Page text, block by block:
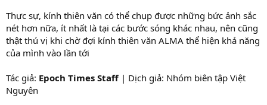
Thực sự, kính thiên văn có thể chụp được những bức ảnh sắc
nét hơn nữa, ít nhất là tại các bước sóng khác nhau, nên cũng
thật thú vị khi chờ đợi kính thiên văn ALMA thể hiện khả năng
của mình vào lần tới
Tác giả: Epoch Times Staff| Dịch giả: Nhóm biên tập Việt
Nguyên